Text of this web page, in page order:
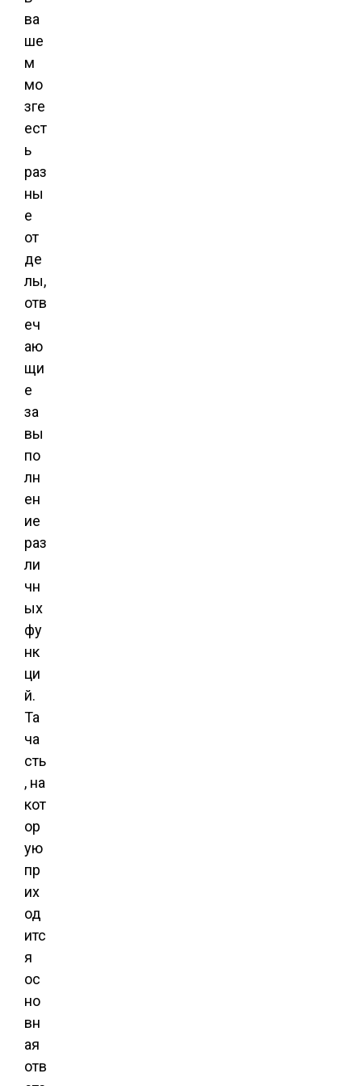
ва
ше
м
мо
зге
ест
ь
раз
ны
е
от
де
лы,
отв
еч
аю
щи
е
за
вы
по
лн
ен
ие
раз
ли
чн
ых
фу
нк
ци
й.
Та
ча
сть
, на
кот
ор
ую
пр
их
од
итс
я
ос
но
вн
ая
отв